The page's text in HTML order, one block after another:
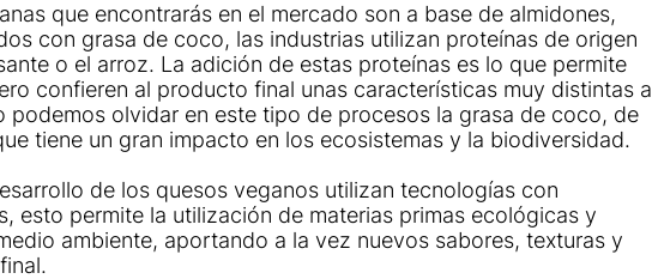
que encontrarás en el mercado son a base de almidones,
con grasa de coco, las industrias utilizan proteínas de origen
o el arroz. La adición de estas proteínas es lo que permite
confieren al producto final unas características muy distintas a
podemos olvidar en este tipo de procesos la grasa de coco, de
tiene un gran impacto en los ecosistemas y la biodiversidad.
de los quesos veganos utilizan tecnologías con
esto permite la utilización de materias primas ecológicas y
ambiente, aportando a la vez nuevos sabores, texturas y